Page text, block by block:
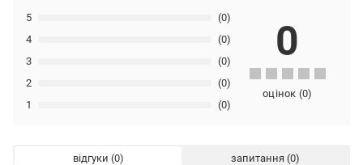
1 (0)
2 (0)
3 (0)
4 (0)
5 (0)
0
оцінок (0)
відгуки запитання